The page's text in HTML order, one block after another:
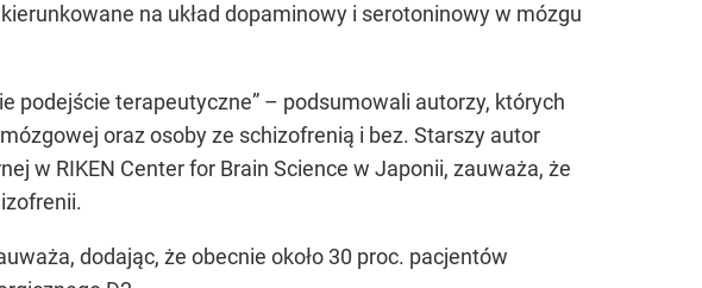
na układ dopaminowy i serotoninowy w mózgu
podejście terapeutyczne” – podsumowali autorzy, których
oraz osoby ze schizofrenią i bez. Starszy autor
w RIKEN Center for Brain Science w Japonii, zauważa, że
dodając, że obecnie około 30 proc. pacjentów